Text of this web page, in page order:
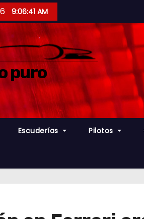
9:06:43 AM
puro
Escuderías Pilotos